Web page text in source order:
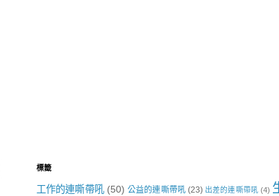
標籤
工作的連嘶帶吼 (50) 公益的連嘶帶吼 (23) 出差的連嘶帶吼 (4)